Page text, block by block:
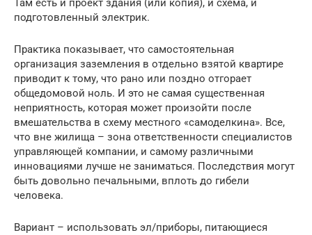
Там есть и проект здания (или копия), и схема, и
подготовленный электрик.
Практика показывает, что самостоятельная
организация заземления в отдельно взятой квартире
приводит к тому, что рано или поздно отгорает
общедомовой ноль. И это не самая существенная
неприятность, которая может произойти после
вмешательства в схему местного «самоделкина». Все,
что вне жилища – зона ответственности специалистов
управляющей компании, и самому различными
инновациями лучше не заниматься. Последствия могут
быть довольно печальными, вплоть до гибели
человека.
Вариант – использовать эл/приборы, питающиеся